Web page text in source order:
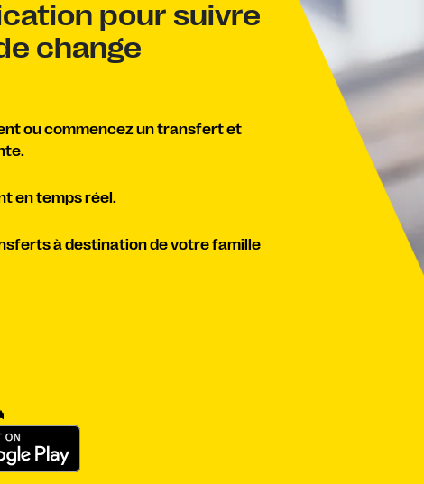
pour suivre
change
ou commencez un transfert et
en temps réel.
à destination de votre famille